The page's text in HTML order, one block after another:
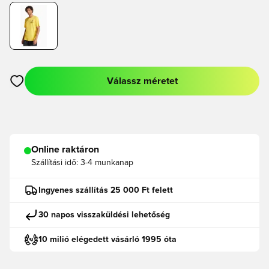
Megnyit egy modált a bejelentkezéshez vagy a tagként való
Válassz méretet
Online raktáron
Szállítási idő: 3-4 munkanap
Ingyenes szállítás 25 000 Ft felett
30 napos visszaküldési lehetőség
10 milió elégedett vásárló 1995 óta